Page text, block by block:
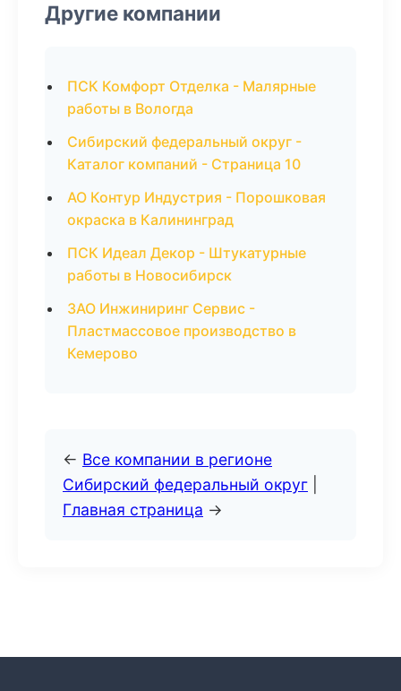
Другие компании
ПСК Комфорт Отделка - Малярные
работы в Вологда
Сибирский федеральный округ -
Каталог компаний - Страница 10
АО Контур Индустрия - Порошковая
окраска в Калининград
ПСК Идеал Декор - Штукатурные
работы в Новосибирск
ЗАО Инжиниринг Сервис -
Пластмассовое производство в
Кемерово
← Все компании в регионе
Сибирский федеральный округ
Главная страница →